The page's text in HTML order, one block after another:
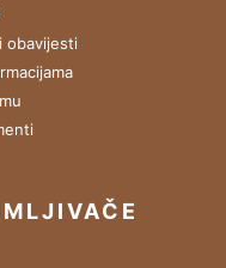
obavijesti